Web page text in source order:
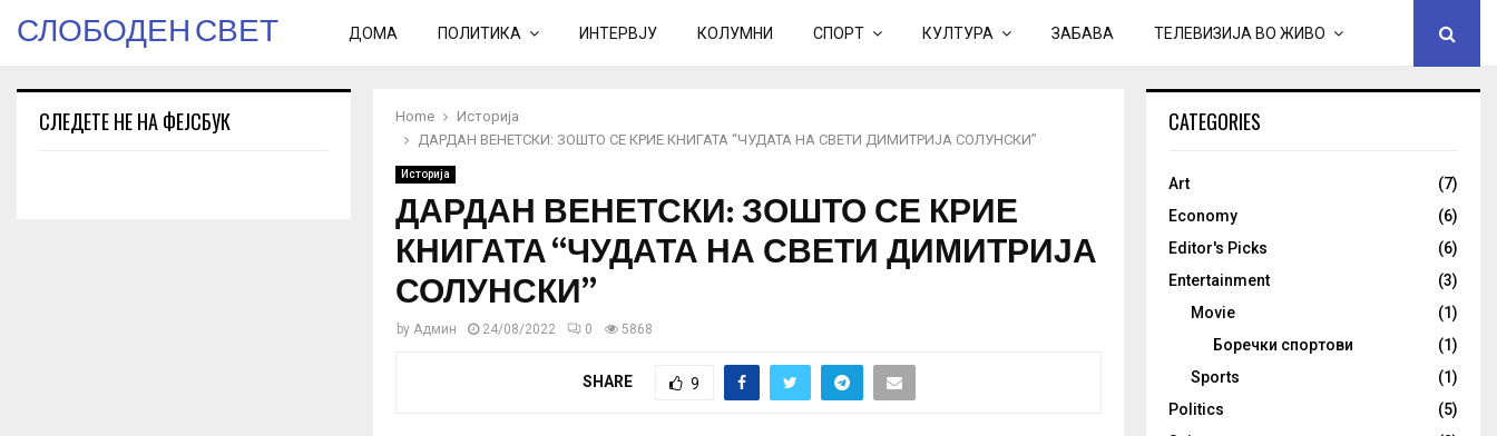
СЛОБОДЕН СВЕТ ДОМА ПОЛИТИКА ИНТЕРВЈУ КОЛУМНИ СПОРТ КУЛТУРА ЗАБАВА ТЕЛЕВИЗИЈА ВО ЖИВО
Home
Историја
ДАРДАН ВЕНЕТСКИ: ЗОШТО СЕ КРИЕ КНИГАТА “ЧУДАТА НА СВЕТИ ДИМИТРИЈА СОЛУНСКИ”
Историја
ДАРДАН ВЕНЕТСКИ: ЗОШТО СЕ КРИЕ
КНИГАТА “ЧУДАТА НА СВЕТИ ДИМИТРИЈА
СОЛУНСКИ”
by Админ 24/08/2022 0 5868
SHARE 9
СЛЕДЕТЕ НЕ НА ФЕЈСБУК CATEGORIES
Art
(7)
Economy
(6)
Editor's Picks
(6)
Entertainment
(3)
Movie
(1)
Боречки спортови
(1)
Sports
(1)
Politics
(5)